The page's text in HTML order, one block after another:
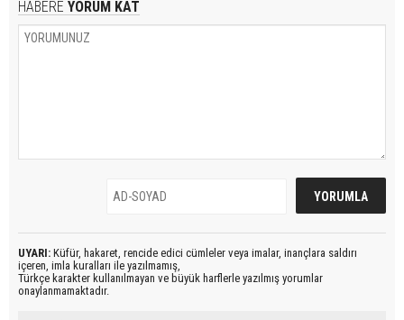
HABERE YORUM KAT
UYARI: Küfür, hakaret, rencide edici cümleler veya imalar, inançlara saldırı
içeren, imla kuralları ile yazılmamış,
Türkçe karakter kullanılmayan ve büyük harflerle yazılmış yorumlar
onaylanmamaktadır.